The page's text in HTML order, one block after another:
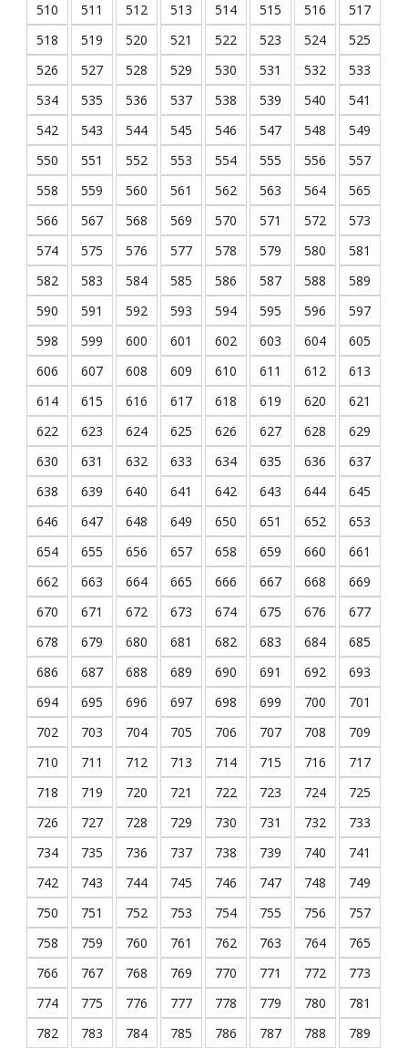
510 511 512 513 514 515 516
517
518
519 520 521 522 523 524
525
526
527 528 529 530 531 532
533
534
535 536 537 538 539 540
541
542
543 544 545 546 547 548
549
550
551 552 553 554 555 556
557
558
559 560 561 562 563 564
565
566
567 568 569 570 571 572
573
574
575 576 577 578 579 580
581
582
583 584 585 586 587 588
589
590
591 592 593 594 595 596
597
598
599 600 601 602 603 604
605
606
607 608 609 610 611 612
613
614
615 616 617 618 619 620
621
622
623 624 625 626 627 628
629
630
631 632 633 634 635 636
637
638
639 640 641 642 643 644
645
646
647 648 649 650 651 652
653
654
655 656 657 658 659 660
661
662
663 664 665 666 667 668
669
670
671 672 673 674 675 676
677
678
679 680 681 682 683 684
685
686
687 688 689 690 691 692
693
694
695 696 697 698 699 700
701
702
703 704 705 706 707 708
709
710
711 712 713 714 715 716
717
718
719 720 721 722 723 724
725
726
727 728 729 730 731 732
733
734
735 736 737 738 739 740
741
742
743 744 745 746 747 748
749
750
751 752 753 754 755 756
757
758
759 760 761 762 763 764
765
766
767 768 769 770 771 772
773
774
775 776 777 778 779 780
781
782
783 784 785 786 787 788
789